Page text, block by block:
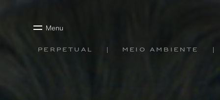
Menu
Perpetual Meio ambiente